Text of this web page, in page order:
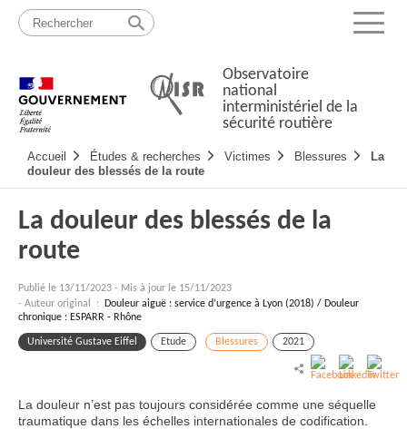
Passer
contenu
Menu
Observatoire
national
interministériel de la
sécurité routière
principale
Accueil Études & recherches Victimes Blessures
La
douleur des blessés de la route
La douleur des blessés de la
route
Publié le 13/11/2023 - Mis à jour le 15/11/2023
- Auteur original :
Douleur aiguë : service d’urgence à Lyon (2018) / Douleur
chronique : ESPARR - Rhône
Université Gustave Eiffel Etude Blessures 2021
La douleur n’est pas toujours considérée comme une séquelle
traumatique dans les échelles internationales de codification.